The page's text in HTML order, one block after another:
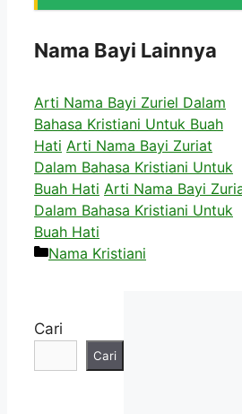
Nama Bayi Lainnya
Arti Nama Bayi Zuriel Dalam
Bahasa Kristiani Untuk Buah
Hati Arti Nama Bayi Zuriat
Dalam Bahasa Kristiani Untuk
Buah Hati Arti Nama Bayi
Dalam Bahasa Kristiani Untuk
Buah Hati
Kategori
Nama Kristiani
Cari
Cari